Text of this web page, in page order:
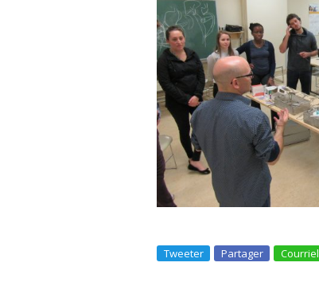
Tweeter Partager Courriel